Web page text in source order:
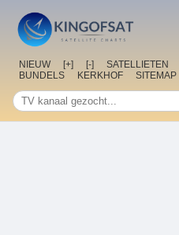
NIEUW [+] [-] SATELLIETEN
BUNDELS
KERKHOF SITEMAP